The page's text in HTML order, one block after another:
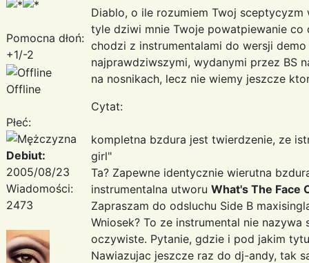
Pomocna dłoń:
+1/-2
Offline
Płeć:
Debiut:
2005/08/23
Wiadomości:
2473
Diablo, o ile rozumiem Twoj
tyle dziwi mnie Twoje powatpiewanie
chodzi z instrumentalami do wersji
najprawdziwszymi, wydanymi przez BS
na nosnikach, lecz nie wiemy jeszcze
Cytat:
kompletna bzdura jest twierdzenie, ze
girl"
Ta? Zapewne identycznie wierutna
instrumentalna utworu What's The Face
Zapraszam do odsluchu Side B
Wniosek? To ze instrumental nie nazywa
oczywiste. Pytanie, gdzie i pod jakim
Nawiazujac jeszcze raz do dj-andy, tak